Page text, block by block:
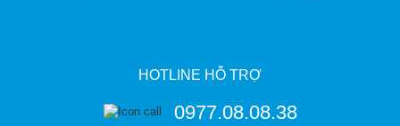
HOTLINE HỖ TRỢ
0977.08.08.38